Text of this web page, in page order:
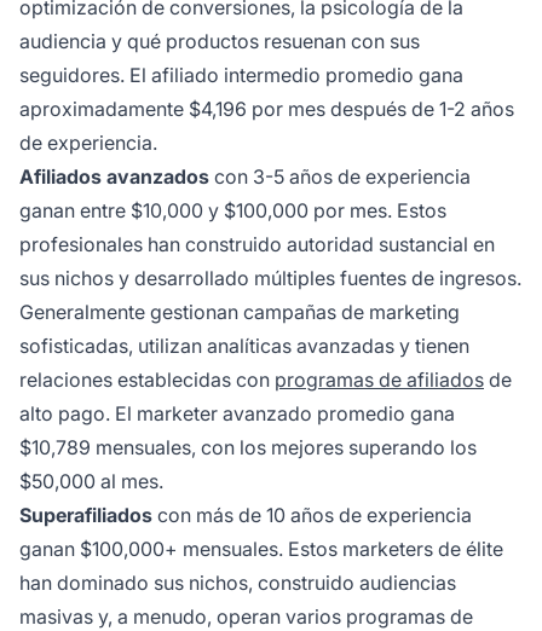
optimización de conversiones, la psicología de la
audiencia y qué productos resuenan con sus
seguidores. El afiliado intermedio promedio gana
aproximadamente $4,196 por mes después de 1-2 años
de experiencia.
Afiliados avanzados con 3-5 años de experiencia
ganan entre $10,000 y $100,000 por mes. Estos
profesionales han construido autoridad sustancial en
sus nichos y desarrollado múltiples fuentes de ingresos.
Generalmente gestionan campañas de marketing
sofisticadas, utilizan analíticas avanzadas y tienen
relaciones establecidas con programas de afiliados de
alto pago. El marketer avanzado promedio gana
$10,789 mensuales, con los mejores superando los
$50,000 al mes.
Superafiliados con más de 10 años de experiencia
ganan $100,000+ mensuales. Estos marketers de élite
han dominado sus nichos, construido audiencias
masivas y, a menudo, operan varios programas de